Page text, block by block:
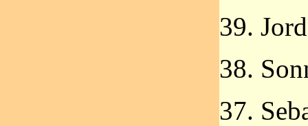
39.
38.
37.